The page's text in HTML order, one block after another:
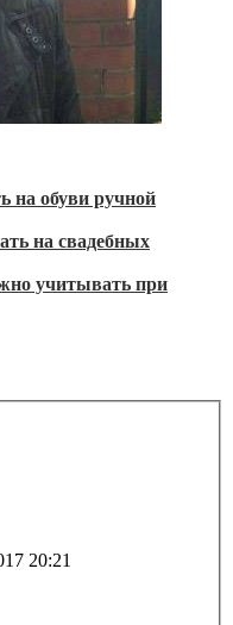
на обуви ручной
на свадебных
учитывать при
20:21